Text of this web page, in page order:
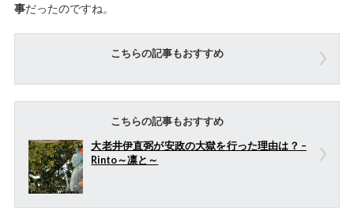
事だったのですね。
こちらの記事もおすすめ
こちらの記事もおすすめ
大老井伊直弼が安政の大獄を行った理由は？ –
Rinto～凛と～